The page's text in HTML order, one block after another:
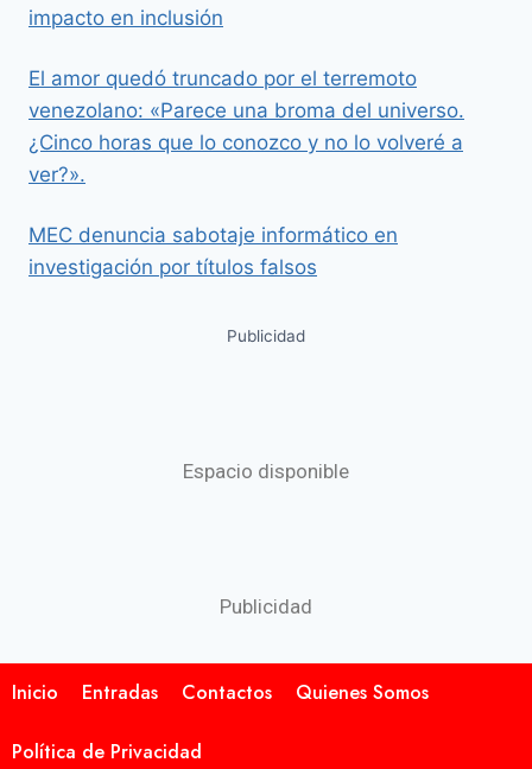
impacto en inclusión
El amor quedó truncado por el terremoto
venezolano: «Parece una broma del universo.
¿Cinco horas que lo conozco y no lo volveré a
ver?».
MEC denuncia sabotaje informático en
investigación por títulos falsos
Publicidad
Espacio disponible
Publicidad
Inicio Entradas Contactos Quienes Somos
Política de Privacidad